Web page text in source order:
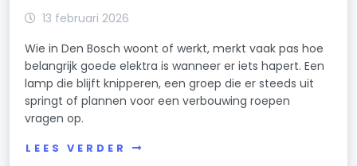
13 februari 2026
Wie in Den Bosch woont of werkt, merkt vaak pas hoe
belangrijk goede elektra is wanneer er iets hapert. Een
lamp die blijft knipperen, een groep die er steeds uit
springt of plannen voor een verbouwing roepen
vragen op.
LEES VERDER